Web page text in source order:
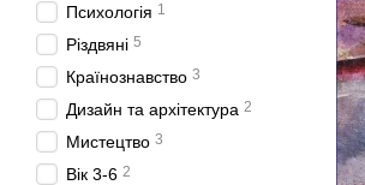
Психологія 1
Різдвяні 5
Країнознавство 3
Дизайн та архітектура 2
Мистецтво 3
Вік 3-6 2